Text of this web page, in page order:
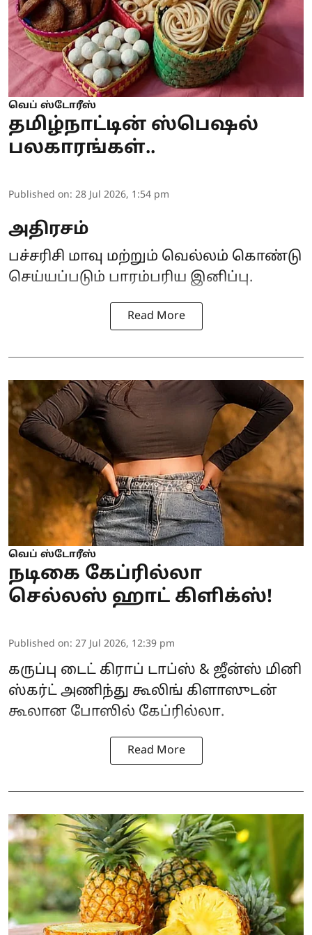
வெப் ஸ்டோரீஸ்
தமிழ்நாட்டின் ஸ்பெஷல்
பலகாரங்கள்..
Published on: 28 Jul 2026, 1:54 pm
அதிரசம்
பச்சரிசி மாவு மற்றும் வெல்லம் கொண்டு
செய்யப்படும் பாரம்பரிய இனிப்பு.
Read More
வெப் ஸ்டோரீஸ்
நடிகை கேப்ரில்லா
செல்லஸ் ஹாட் கிளிக்ஸ்!
Published on: 27 Jul 2026, 12:39 pm
கருப்பு டைட் கிராப் டாப்ஸ் & ஜீன்ஸ் மினி
ஸ்கர்ட் அணிந்து கூலிங் கிளாஸுடன்
கூலான போஸில் கேப்ரில்லா.
Read More